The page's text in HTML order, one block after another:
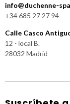
info@duchenne-
+34 685 27 27 94
Calle Casco
12 - local B.
28032 Madrid